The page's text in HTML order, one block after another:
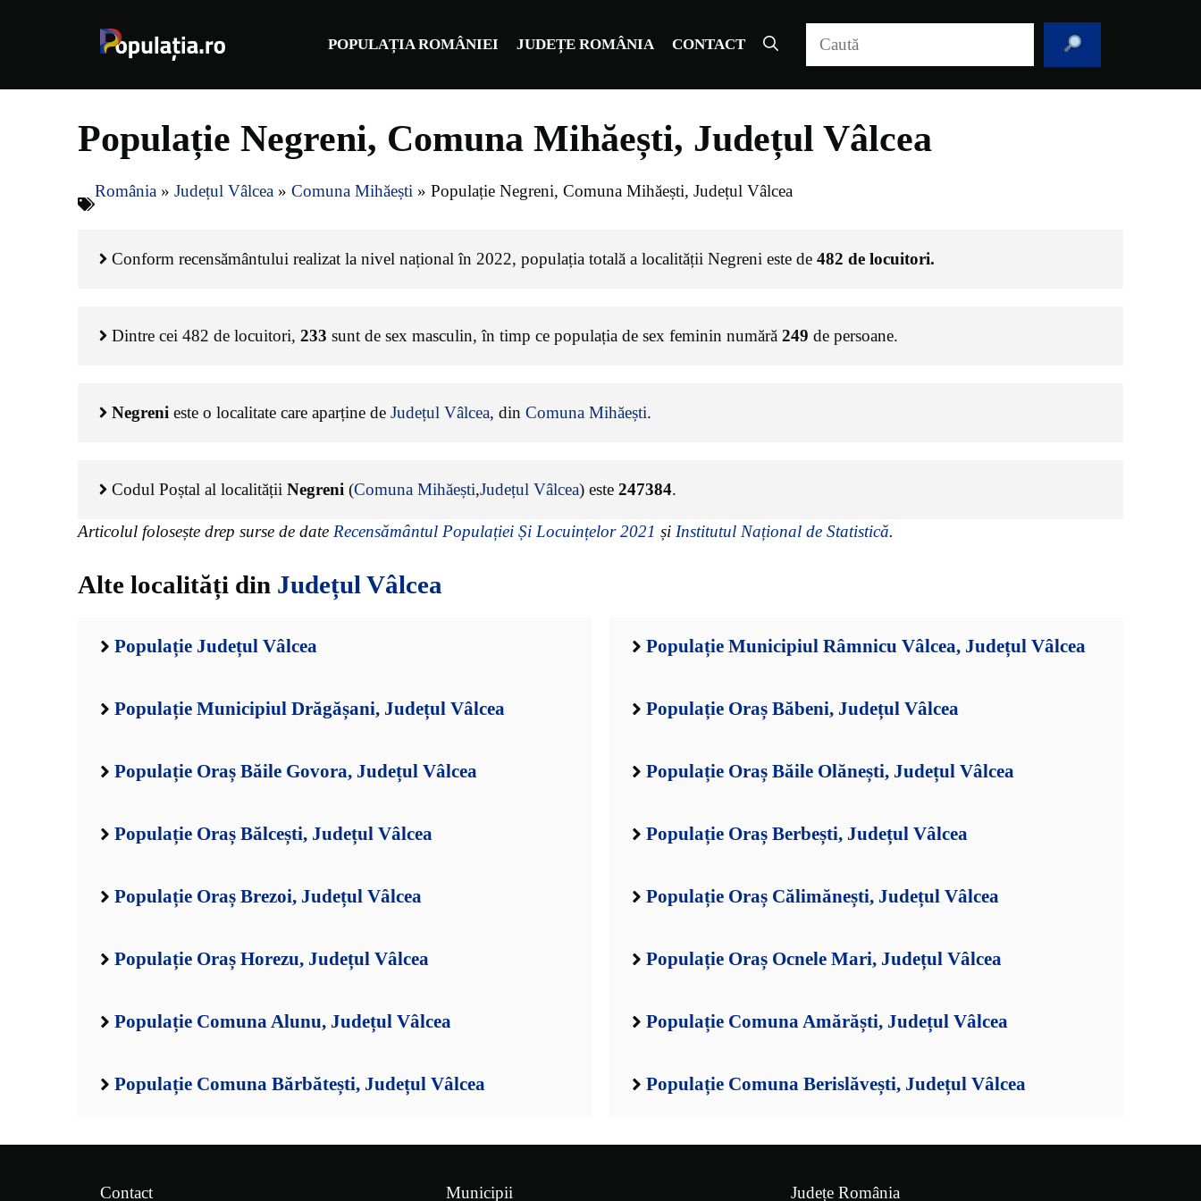
POPULAȚIA ROMÂNIEI JUDEȚE ROMÂNIA CONTACT
Populație Negreni, Comuna Mihăești, Județul Vâlcea
România » Județul Vâlcea » Comuna Mihăești » Populație Negreni, Comuna Mihăești, Județul Vâlcea
Conform recensământului realizat la nivel național în 2022, populația totală a localității Negreni este de 482 de locuitori.
Dintre cei 482 de locuitori, 233 sunt de sex masculin, în timp ce populația de sex feminin numără 249 de persoane.
Negreni este o localitate care aparține de Județul Vâlcea, din Comuna Mihăești.
Codul Poștal al localității Negreni (Comuna Mihăești,Județul Vâlcea) este 247384.
Articolul folosește drep surse de date Recensământul Populației Și Locuințelor 2021 și Institutul Național de Statistică.
Alte localități din Județul Vâlcea
Populație Județul Vâlcea Populație Municipiul Râmnicu Vâlcea, Județul Vâlcea
Populație Municipiul Drăgășani, Județul Vâlcea Populație Oraș Băbeni, Județul Vâlcea
Populație Oraș Băile Govora, Județul Vâlcea Populație Oraș Băile Olănești, Județul Vâlcea
Populație Oraș Bălcești, Județul Vâlcea Populație Oraș Berbești, Județul Vâlcea
Populație Oraș Brezoi, Județul Vâlcea Populație Oraș Călimănești, Județul Vâlcea
Populație Oraș Horezu, Județul Vâlcea Populație Oraș Ocnele Mari, Județul Vâlcea
Populație Comuna Alunu, Județul Vâlcea Populație Comuna Amărăști, Județul Vâlcea
Populație Comuna Bărbătești, Județul Vâlcea Populație Comuna Berislăvești, Județul Vâlcea
Contact Municipii Județe România